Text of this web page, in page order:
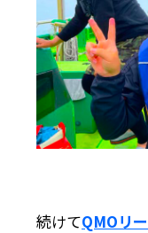
続けてQMOリ